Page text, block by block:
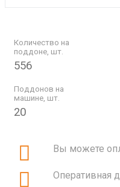
Количество на
поддоне, шт.
556
Поддонов на
машине, шт.
20
Вы можете
Оперативная